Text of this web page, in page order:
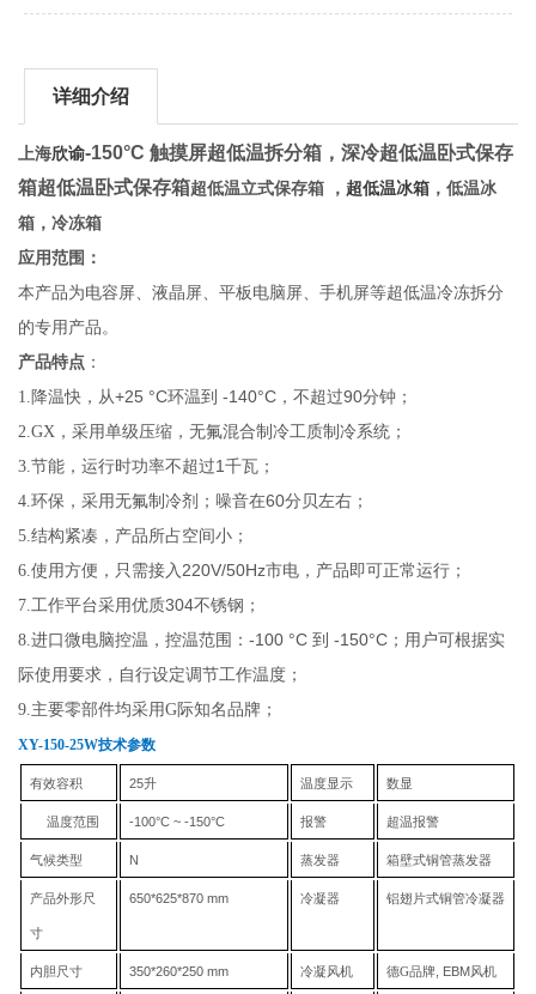
详细介绍
上海欣谕-150°C触摸屏超低温拆分箱 ，深冷超低温卧式保存
箱超低温卧式保存箱超低温立式保存箱 ， 超低温冰箱 ，低温冰
箱，冷冻箱
应用范围：
本产品为电容屏、液晶屏、平板电脑屏、手机屏等超低温冷冻拆分
的专用产品。
产品特点 ：
1. 降温快，从+25 °C环温到-140°C ，不超过90分钟；
2.GX，采用单级压缩，无氟混合制冷工质制冷系统；
3.节能，运行时功率不超过1千瓦；
4.环保，采用无氟制冷剂；噪音在60分贝左右；
5.结构紧凑，产品所占空间小；
6.使用方便，只需接入 220V/50Hz市电，产品即可正常运行；
7. 工作平台采用优质304不锈钢；
8.进口微电脑控温，控温范围：-100 °C到-150°C ；用户可根据实
际使用要求，自行设定调节工作温度；
9. 主要零部件均采用G际知名品牌；
XY-150-25W技术参数
有效容积 25升 温度显示 数显
温度范围 -100°C ~ -150°C 报警 超温报警
气候类型 N 蒸发器 箱壁式铜管蒸发器
产品外形尺
寸
650*625*870mm 冷凝器 铝翅片式铜管冷凝器
内胆尺寸 350*260*250mm 冷凝风机 德G品牌 , EBM 风机